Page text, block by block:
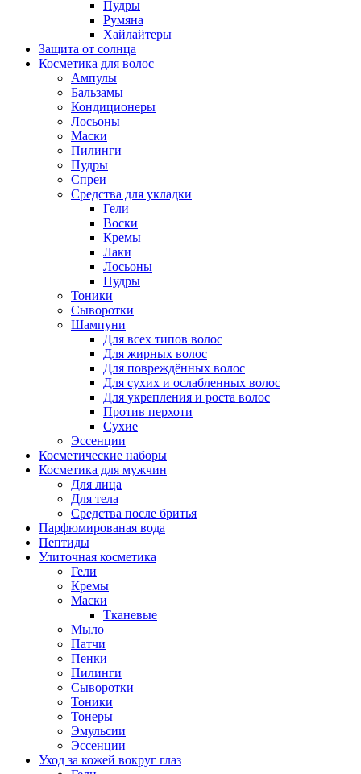
Пудры
Румяна
Хайлайтеры
Защита от солнца
Косметика для волос
Ампулы
Бальзамы
Кондиционеры
Лосьоны
Маски
Пилинги
Пудры
Спреи
Средства для укладки
Гели
Воски
Кремы
Лаки
Лосьоны
Пудры
Тоники
Сыворотки
Шампуни
Для всех типов волос
Для жирных волос
Для повреждённых волос
Для сухих и ослабленных волос
Для укрепления и роста волос
Против перхоти
Сухие
Эссенции
Косметические наборы
Косметика для мужчин
Для лица
Для тела
Средства после бритья
Парфюмированая вода
Пептиды
Улиточная косметика
Гели
Кремы
Маски
Тканевые
Мыло
Патчи
Пенки
Пилинги
Сыворотки
Тоники
Тонеры
Эмульсии
Эссенции
Уход за кожей вокруг глаз